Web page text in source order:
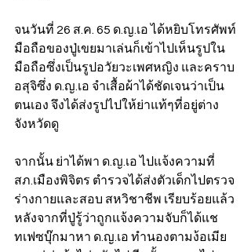
จนวันที่ 26 ส.ค. 65 ด.ญ.เอ ได้หยิบโทรศัพท์
มือถือของปู่เขยมาเล่นก็เข้าไปเห็นรูปใน
มือถือซึ่งเป็นรูปอวัยวะเพศหญิง และคราบ
อสุจิซึ่ง ด.ญ.เอ จำเสื้อผ้าได้ชัดเจนว่าเป็น
ตนเอง จึงได้ส่งรูปไปให้ย่าแท้ๆที่อยู่ต่าง
จังหวัดดู
จากนั้น ย่าได้พา ด.ญ.เอ ไปแจ้งความที่
สภ.เมืองพิจิตร ตำรวจได้ส่งตัวเด็กไปตรวจ
ร่างกายและสอบ สหวิชาชีพ เรียบร้อยแล้ว
หลังจากที่ปู่รู้ว่าถูกแจ้งความจับก็ได้แช
ทเฟซบุ๊กมาหา ด.ญ.เอ ทำนองตามง้อเมีย